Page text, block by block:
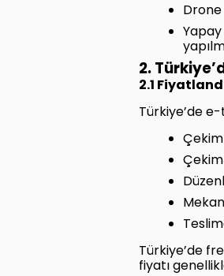
Drone
2.
2.1
Türkiye’de
Çekim
Türkiye’de
fiyatı